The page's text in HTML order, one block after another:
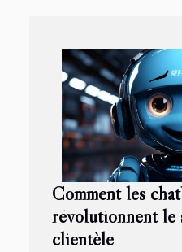
Comment les
révolutionnent le
clientèle